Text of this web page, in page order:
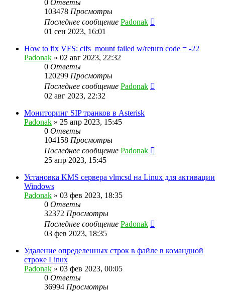
0 Ответы
103478 Просмотры
Последнее сообщение Padonak
01 сен 2023, 16:01
How to fix VFS: cifs_mount failed w/return code = -22
Padonak » 02 авг 2023, 22:32
0 Ответы
120299 Просмотры
Последнее сообщение Padonak
02 авг 2023, 22:32
Мониторинг SIP транков в Asterisk
Padonak » 25 апр 2023, 15:45
0 Ответы
104158 Просмотры
Последнее сообщение Padonak
25 апр 2023, 15:45
Установка KMS сервера vlmcsd на Linux для активации
Windows
Padonak » 03 фев 2023, 18:35
0 Ответы
32372 Просмотры
Последнее сообщение Padonak
03 фев 2023, 18:35
Удаление определенных строк в файле в командной
строке Linux
Padonak » 03 фев 2023, 00:05
0 Ответы
36994 Просмотры